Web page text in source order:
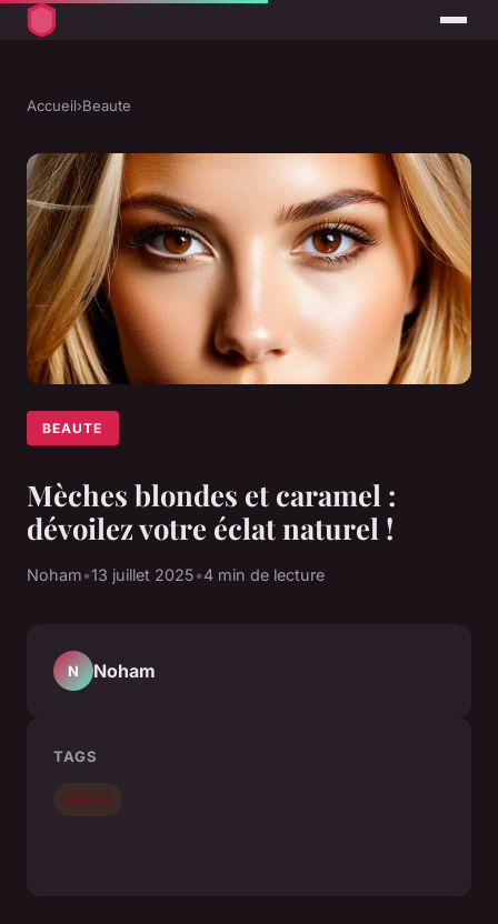
Accueil›Beaute
BEAUTE
Mèches blondes et caramel :
dévoilez votre éclat naturel !
Noham•13 juillet 2025•4 min de lecture
N Noham
TAGS
Beaute